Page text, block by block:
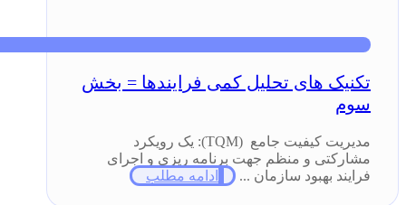
تکنیک های تحلیل کمی فرایندها = بخش
سوم
مدیریت کیفیت جامع (TQM): یک رویکرد
مشارکتی و منظم جهت برنامه ریزی و اجرای
فرایند بهبود سازمان ...
ادامه مطلب